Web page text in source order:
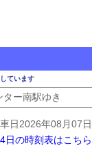
ています
ー南駅ゆき
日2026年08月07日
日の時刻表はこちら